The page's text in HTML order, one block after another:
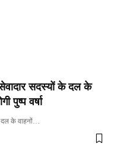
सदस्यों के दल के
पुष्प वर्षा
के वाहनों…